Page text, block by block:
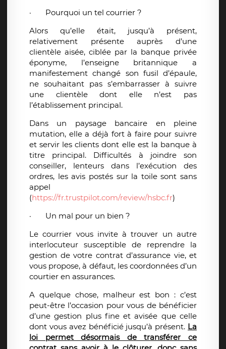
·
Pourquoi un tel courrier ?
Alors qu’elle était, jusqu’à présent,
relativement présente auprès d’une
clientèle aisée, ciblée par la banque privée
éponyme, l’enseigne britannique a
manifestement changé son fusil d’épaule,
ne souhaitant pas s’embarrasser à suivre
une clientèle dont elle n’est pas
l’établissement principal.
Dans un paysage bancaire en pleine
mutation, elle a déjà fort à faire pour suivre
et servir les clients dont elle est la banque à
titre principal. Difficultés à joindre son
conseiller, lenteurs dans l’exécution des
ordres, les avis postés sur la toile sont sans
appel
(https://fr.trustpilot.com/review/hsbc.fr)
·
Un mal pour un bien ?
Le courrier vous invite à trouver un autre
interlocuteur susceptible de reprendre la
gestion de votre contrat d’assurance vie, et
vous propose, à défaut, les coordonnées d’un
courtier en assurances.
A quelque chose, malheur est bon : c’est
peut-être l’occasion pour vous de bénéficier
d’une gestion plus fine et avisée que celle
dont vous avez bénéficié jusqu’à présent. La
loi permet désormais de transférer ce